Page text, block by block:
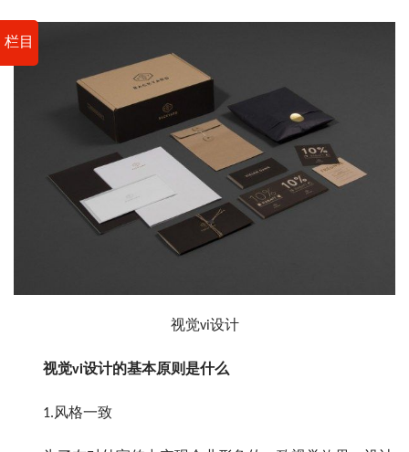
栏目
视觉vi设计
视觉vi设计的基本原则是什么
1.风格一致